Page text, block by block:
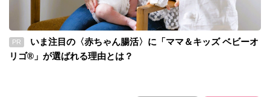
PR
いま注目の〈赤ちゃん腸活〉に「ママ＆キッズ ベビーオ
リゴ®」が選ばれる理由とは？